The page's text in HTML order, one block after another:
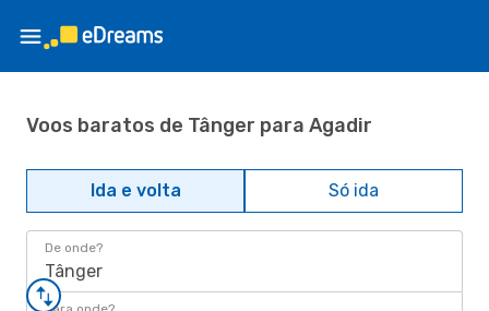
Voos baratos de Tânger para Agadir
Ida e volta Só ida
De onde?
Tânger